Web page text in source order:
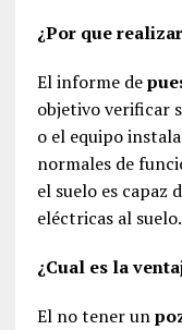
¿Por que
El informe de
objetivo verificar
o el equipo
normales de
el suelo es capaz
eléctricas al suelo.
¿Cual es la
El no tener un